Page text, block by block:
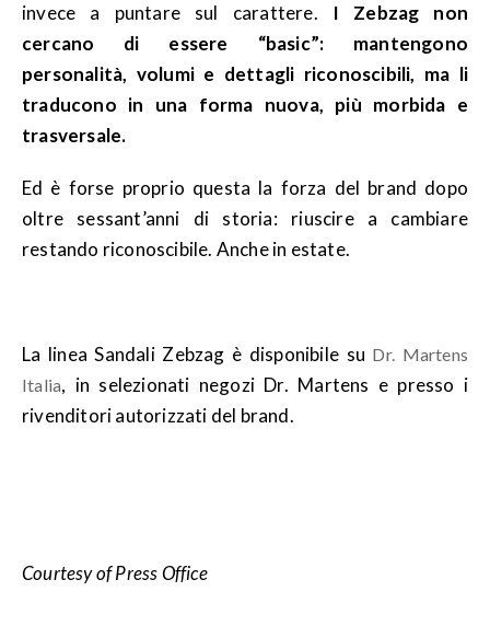
invece a puntare sul carattere. I Zebzag non
cercano di essere “basic”: mantengono
personalità, volumi e dettagli riconoscibili, ma li
traducono in una forma nuova, più morbida e
trasversale.
Ed è forse proprio questa la forza del brand dopo
oltre sessant’anni di storia: riuscire a cambiare
restando riconoscibile. Anche in estate.
La linea Sandali Zebzag è disponibile su Dr. Martens
Italia, in selezionati negozi Dr. Martens e presso i
rivenditori autorizzati del brand.
Courtesy of Press Office